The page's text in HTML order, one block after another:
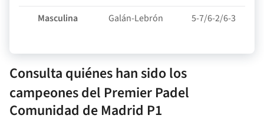
Masculina Galán-Lebrón 5-7/6-2/6-3
Consulta quiénes han sido los
campeones del Premier Padel
Comunidad de Madrid P1